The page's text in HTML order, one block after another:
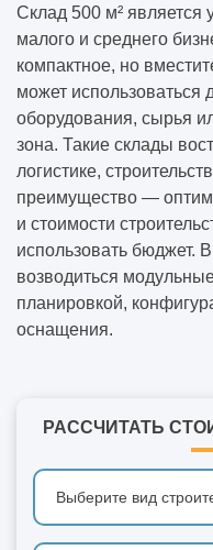
Склад 500 м²
малого и среднего
компактное, но
может использоваться
оборудования, сырья
зона. Такие склады
логистике,
преимущество —
и стоимости
использовать бюджет.
возводиться
планировкой,
оснащения.
РАССЧИТАТЬ